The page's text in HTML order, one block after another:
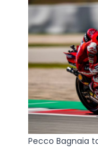
Pecco Bagnaia